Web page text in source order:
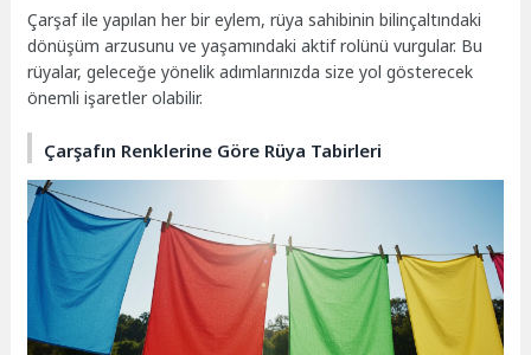
Çarşaf ile yapılan her bir eylem, rüya sahibinin bilinçaltındaki
dönüşüm arzusunu ve yaşamındaki aktif rolünü vurgular. Bu
rüyalar, geleceğe yönelik adımlarınızda size yol gösterecek
önemli işaretler olabilir.
Çarşafın Renklerine Göre Rüya Tabirleri